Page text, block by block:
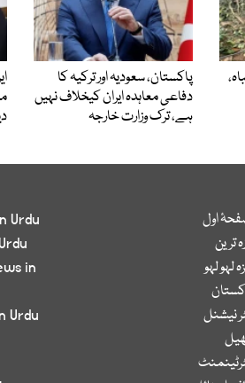
پاکستان، سعودیہ اور ترکیہ کا
دفاعی معاہدہ ایران کیخلاف نہیں
ہے، ترک وزارت خارجہ
اول
ترین
لہو لہو
نیشنل
Urdu
in
Urdu